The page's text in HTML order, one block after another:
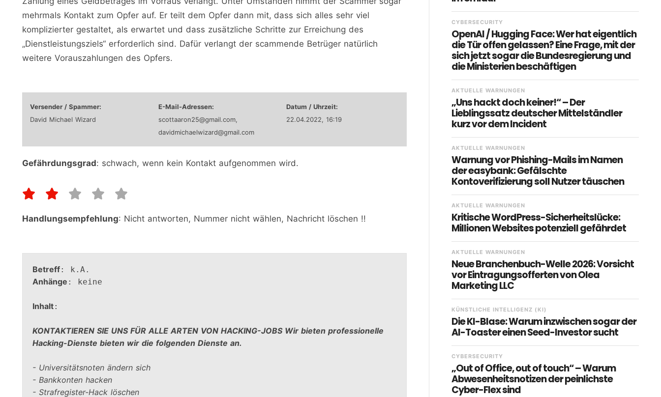
mehrmals Kontakt zum Opfer auf. Er teilt dem Opfer dann mit, dass sich alles sehr viel
komplizierter gestaltet, als erwartet und dass zusätzliche Schritte zur Erreichung des
„Dienstleistungsziels“ erforderlich sind. Dafür verlangt der scammende Betrüger natürlich
weitere Vorauszahlungen des Opfers.
Versender / Spammer:
David Michael Wizard
E-Mail-Adressen:
scottaaron25@gmail.com,
davidmichaelwizard@gmail.com
Datum / Uhrzeit:
22.04.2022, 16:19
Gefährdungsgrad: schwach, wenn kein Kontakt aufgenommen wird.
Handlungsempfehlung: Nicht antworten, Nummer nicht wählen, Nachricht löschen !!
Betreff
Anhänge : keine
Inhalt:
KONTAKTIEREN SIE UNS FÜR ALLE ARTEN VON HACKING-JOBS Wir bieten professionelle
Hacking-Dienste bieten wir die folgenden Dienste an.
- Universitätsnoten ändern sich
- Bankkonten hacken
- Strafregister-Hack löschen
CYBERSECURITY
OpenAI / Hugging Face: Wer hat eigentlich
die Tür offen gelassen? Eine Frage, mit der
sich jetzt sogar die Bundesregierung und
die Ministerien beschäftigen
AKTUELLE WARNUNGEN
„Uns hackt doch keiner!“ – Der
Lieblingssatz deutscher Mittelständler
kurz vor dem Incident
AKTUELLE WARNUNGEN
Warnung vor Phishing-Mails im Namen
der easybank: Gefälschte
Kontoverifizierung soll Nutzer täuschen
AKTUELLE WARNUNGEN
Kritische WordPress-Sicherheitslücke:
Millionen Websites potenziell gefährdet
AKTUELLE WARNUNGEN
Neue Branchenbuch-Welle 2026: Vorsicht
vor Eintragungsofferten von Olea
Marketing LLC
KÜNSTLICHE INTELLIGENZ (KI)
Die KI-Blase: Warum inzwischen sogar der
AI-Toaster einen Seed-Investor sucht
CYBERSECURITY
„Out of Office, out of touch“ – Warum
Abwesenheitsnotizen der peinlichste
Cyber-Flex sind